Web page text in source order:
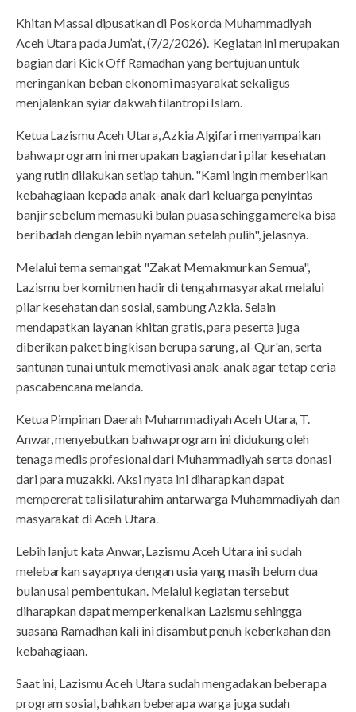
Khitan Massal dipusatkan di Poskorda Muhammadiyah
Aceh Utara pada Jum’at, (7/2/2026). Kegiatan ini merupakan
bagian dari Kick Off Ramadhan yang bertujuan untuk
meringankan beban ekonomi masyarakat sekaligus
menjalankan syiar dakwah filantropi Islam.
Ketua Lazismu Aceh Utara, Azkia Algifari menyampaikan
bahwa program ini merupakan bagian dari pilar kesehatan
yang rutin dilakukan setiap tahun. "Kami ingin memberikan
kebahagiaan kepada anak-anak dari keluarga penyintas
banjir sebelum memasuki bulan puasa sehingga mereka bisa
beribadah dengan lebih nyaman setelah pulih", jelasnya.
Melalui tema semangat "Zakat Memakmurkan Semua",
Lazismu berkomitmen hadir di tengah masyarakat melalui
pilar kesehatan dan sosial, sambung Azkia. Selain
mendapatkan layanan khitan gratis, para peserta juga
diberikan paket bingkisan berupa sarung, al-Qur'an, serta
santunan tunai untuk memotivasi anak-anak agar tetap ceria
pascabencana melanda.
Ketua Pimpinan Daerah Muhammadiyah Aceh Utara, T.
Anwar, menyebutkan bahwa program ini didukung oleh
tenaga medis profesional dari Muhammadiyah serta donasi
dari para muzakki. Aksi nyata ini diharapkan dapat
mempererat tali silaturahim antarwarga Muhammadiyah dan
masyarakat di Aceh Utara.
Lebih lanjut kata Anwar, Lazismu Aceh Utara ini sudah
melebarkan sayapnya dengan usia yang masih belum dua
bulan usai pembentukan. Melalui kegiatan tersebut
diharapkan dapat memperkenalkan Lazismu sehingga
suasana Ramadhan kali ini disambut penuh keberkahan dan
kebahagiaan.
Saat ini, Lazismu Aceh Utara sudah mengadakan beberapa
program sosial, bahkan beberapa warga juga sudah